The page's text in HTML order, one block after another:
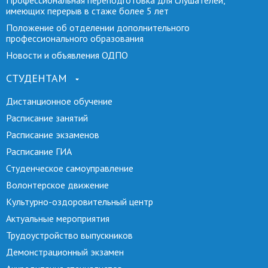
имеющих перерыв в стаже более 5 лет
Положение об отделении дополнительного
профессионального образования
Новости и объявления ОДПО
СТУДЕНТАМ
Дистанционное обучение
Расписание занятий
Расписание экзаменов
Расписание ГИА
Студенческое самоуправление
Волонтерское движение
Культурно-оздоровительный центр
Актуальные мероприятия
Трудоустройство выпускников
Демонстрационный экзамен